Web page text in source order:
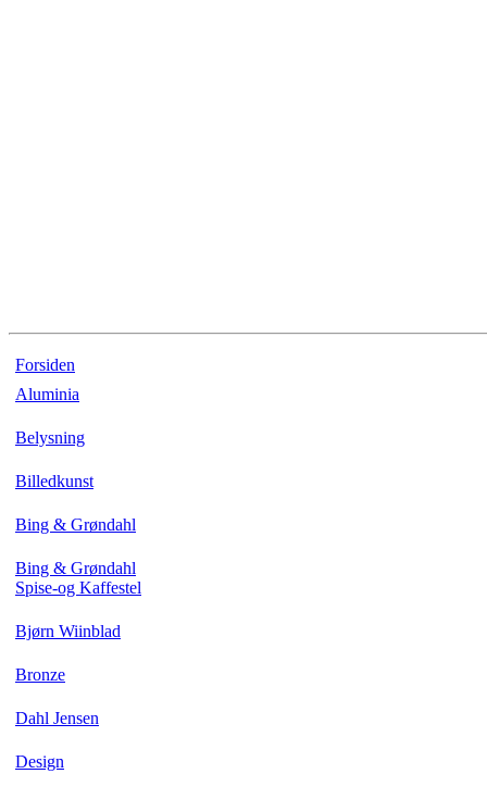
Forsiden
Aluminia
Belysning
Billedkunst
Bing & Grøndahl
Bing & Grøndahl
Spise-og Kaffestel
Bjørn Wiinblad
Bronze
Dahl Jensen
Design